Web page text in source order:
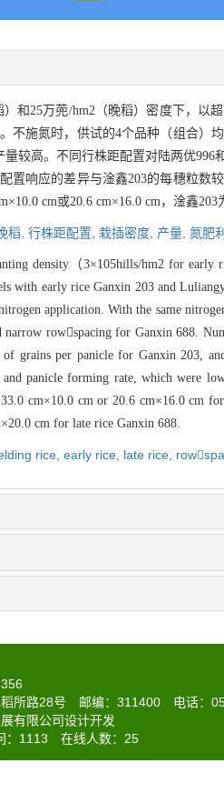
）和25万蔸/hm2（晚稻）密度下，以
不施氮时，供试的4个品种（组合）
量较高。不同行株距配置对陆两优
置响应的差异与淦鑫203的每穗粒数
cm或20.6 cm×16.0 cm，淦鑫
稻, 行株距配置, 栽插密度, 产量, 氮肥
density（3×105hills/hm2 for
with early rice Ganxin 203 and
application. With the same
narrow rowspacing for Ganxin 688.
of grains per panicle for Ganxin 203,
panicle forming rate, which were
33.0 cm×10.0 cm or 20.6 cm×16.0 cm
cm for late rice Ganxin 688.
rice, early rice, late rice,
稻所路28号 邮编：311400 电话：
有限公司设计开发
1113 在线人数： 25